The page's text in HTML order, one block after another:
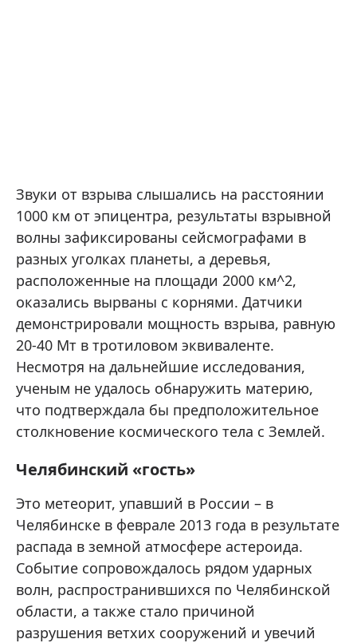
Звуки от взрыва слышались на расстоянии
1000 км от эпицентра, результаты взрывной
волны зафиксированы сейсмографами в
разных уголках планеты, а деревья,
расположенные на площади 2000 км^2,
оказались вырваны с корнями. Датчики
демонстрировали мощность взрыва, равную
20-40 Мт в тротиловом эквиваленте.
Несмотря на дальнейшие исследования,
ученым не удалось обнаружить материю,
что подтверждала бы предположительное
столкновение космического тела с Землей.
Челябинский «гость»
Это метеорит, упавший в России – в
Челябинске в феврале 2013 года в результате
распада в земной атмосфере астероида.
Событие сопровождалось рядом ударных
волн, распространившихся по Челябинской
области, а также стало причиной
разрушения ветхих сооружений и увечий